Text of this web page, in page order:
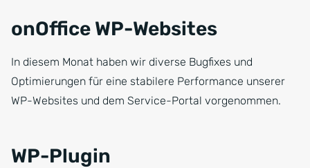
onOffice WP-Websites
In diesem Monat haben wir diverse Bugfixes und
Optimierungen für eine stabilere Performance unserer
WP-Websites und dem Service-Portal vorgenommen.
WP-Plugin